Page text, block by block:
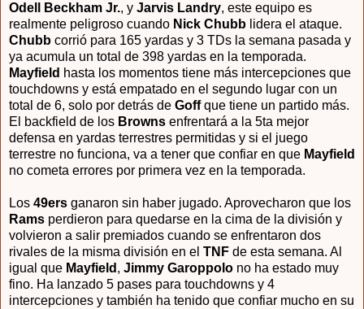
Odell Beckham Jr., y Jarvis Landry, este equipo es
realmente peligroso cuando Nick Chubb lidera el ataque.
Chubb corrió para 165 yardas y 3 TDs la semana pasada y
ya acumula un total de 398 yardas en la temporada.
Mayfield hasta los momentos tiene más intercepciones que
touchdowns y está empatado en el segundo lugar con un
total de 6, solo por detrás de Goffque tiene un partido más.
El backfield de los Browns enfrentará a la 5ta mejor
defensa en yardas terrestres permitidas y si el juego
terrestre no funciona, va a tener que confiar en que Mayfield
no cometa errores por primera vez en la temporada.
Los 49ers ganaron sin haber jugado. Aprovecharon que los
Rams perdieron para quedarse en la cima de la división y
volvieron a salir premiados cuando se enfrentaron dos
rivales de la misma división en el TNF de esta semana. Al
igual que Mayfield , Jimmy Garoppolo no ha estado muy
fino. Ha lanzado 5 pases para touchdowns y 4
intercepciones y también ha tenido que confiar mucho en su